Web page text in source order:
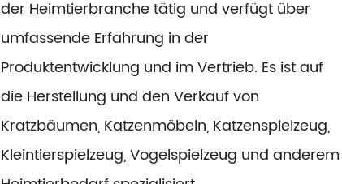
der Heimtierbranche tätig und verfügt über
umfassende Erfahrung in der
Produktentwicklung und im Vertrieb. Es ist auf
die Herstellung und den Verkauf von
Kratzbäumen, Katzenmöbeln, Katzenspielzeug,
Kleintierspielzeug, Vogelspielzeug und anderem